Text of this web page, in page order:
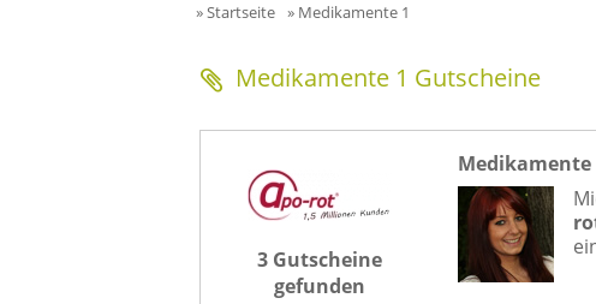
»Startseite » Medikamente 1
Medikamente 1 Gutscheine
3 Gutscheine
gefunden